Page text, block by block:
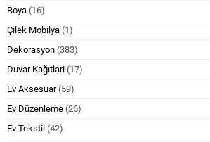
Boya (16)
Çilek Mobilya (1)
Dekorasyon (383)
Duvar Kağıtlari (17)
Ev Aksesuar(59)
Ev Düzenleme (26)
Ev Tekstil (42)